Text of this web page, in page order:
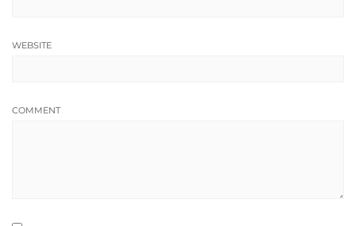
WEBSITE
COMMENT